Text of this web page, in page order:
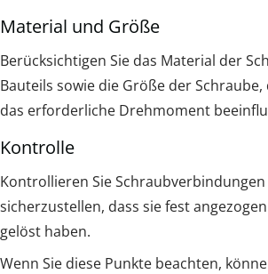
Material und Größe
Berücksichtigen Sie das Material der
Bauteils sowie die Größe der Schraube,
das erforderliche Drehmoment
Kontrolle
Kontrollieren Sie
sicherzustellen, dass sie fest
gelöst haben.
Wenn Sie diese Punkte beachten,